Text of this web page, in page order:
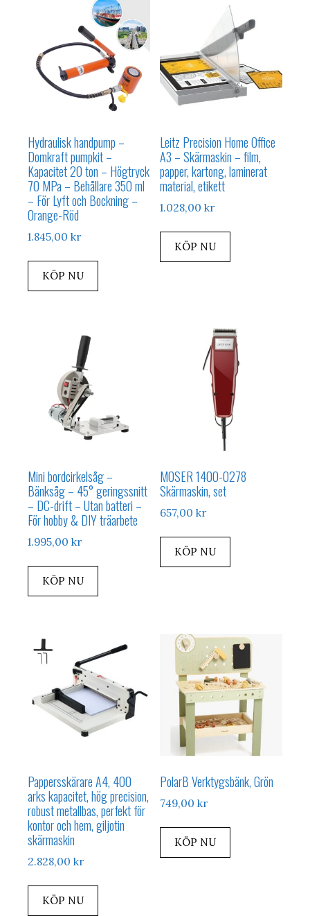
Hydraulisk handpump –
Domkraft pumpkit –
Kapacitet 20 ton – Högtryck
70 MPa – Behållare 350 ml
– För Lyft och Bockning –
Orange-Röd
1.845,00 kr
KÖP NU
Leitz Precision Home Office
A3 – Skärmaskin – film,
papper, kartong, laminerat
material, etikett
1.028,00kr
KÖP NU
Mini bordcirkelsåg –
Bänksåg – 45° geringssnitt
– DC-drift – Utan batteri –
För hobby & DIY träarbete
1.995,00 kr
KÖP NU
MOSER 1400-0278
Skärmaskin, set
657,00kr
KÖP NU
Pappersskärare A4, 400
arks kapacitet, hög precision,
robust metallbas, perfekt för
kontor och hem, giljotin
skärmaskin
2.828,00 kr
KÖP NU
PolarB Verktygsbänk, Grön
749,00kr
KÖP NU